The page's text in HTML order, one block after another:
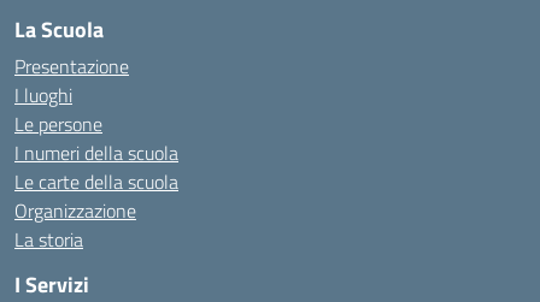
La Scuola
Presentazione
I luoghi
Le persone
I numeri della scuola
Le carte della scuola
Organizzazione
La storia
I Servizi